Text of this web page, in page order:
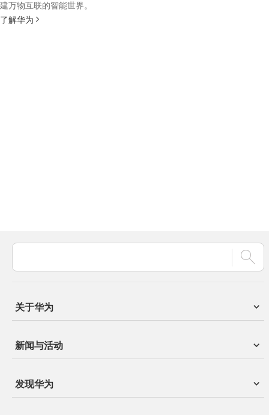
建万物互联的智能世界。
了解华为
关于华为
新闻与活动
发现华为